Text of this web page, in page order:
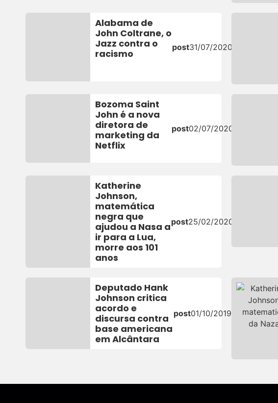
Alabama de
John Coltrane, o
Jazz contra o
racismo
post31/07/2020
Bozoma Saint
John é a nova
diretora de
marketing da
Netflix
post02/07/2020
Katherine
Johnson,
matemática
negra que
ajudou a Nasa a
ir para a Lua,
morre aos 101
anos
post25/02/2020
Deputado Hank
Johnson critica
acordo e
discursa contra
base americana
em Alcântara
post01/10/2019